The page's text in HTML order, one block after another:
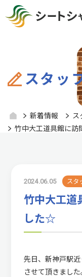
スタッ
新着情報
ス
竹中大工道具館に
2024.06.05 スタ
竹中大工道
した☆
先日、新神戸駅
させて頂きました